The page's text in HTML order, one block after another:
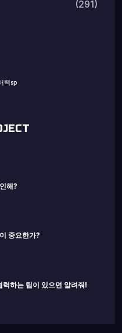
(291)
택sp
해?
중요한가?
하는 팁이 있으면 알려줘!